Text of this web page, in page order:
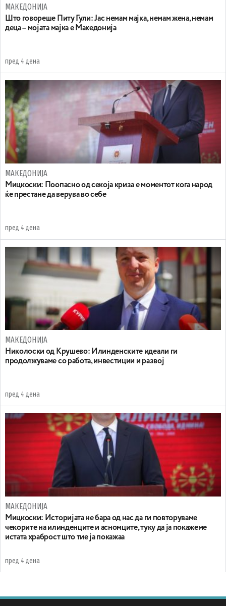
МАКЕДОНИЈА
Што говореше Питу Гули: Јас немам мајка, немам жена, немам
деца – мојата мајка е Македонија
пред 4 дена
МАКЕДОНИЈА
Мицкоски: Поопасно од секоја криза е моментот кога народ
ќе престане да верува во себе
пред 4 дена
МАКЕДОНИЈА
Николоски од Крушево: Илинденските идеали ги
продолжуваме со работа, инвестиции и развој
пред 4 дена
МАКЕДОНИЈА
Мицкоски: Историјата не бара од нас да ги повторуваме
чекорите на илинденците и асномците, туку да ја покажеме
истата храброст што тие ја покажаа
пред 4 дена